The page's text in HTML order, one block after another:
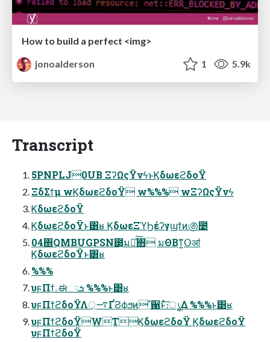
How to build a perfect <img>
jonoalderson
1 5.9k
Transcript
5PNPLJ0UB ΞʔΩςΫνϟͱϏδωεϩδοΫ
ΞδΣϯμ wϏδωεϩδοΫ w%%% wΞʔΩςΫνϟ
ϏδωεϩδοΫ
ϏδωεϩδοΫͱ͸ʁ ϏδωεΞϓϦέʔγϣϯͷ಄೴
04΍QMBUGPSN౳͕มԽͯ͠΋ มΘΒͳ͍Օॴ
ϏδωεϩδοΫͱ͸ʁ
%%%
υϝΠϯۦಈઃܭ %%%ͱ͸ʁ
υϝΠϯϩδοΫΛ࠷্ҐϨϕϧͷ ํ਑ͱͯ͠։ൃ͢Δ %%%ͱ͸ʁ
υϝΠϯϩδοΫWTϏδωεϩδοΫ ϏδωεϩδοΫ
υϝΠϯϩδοΫ